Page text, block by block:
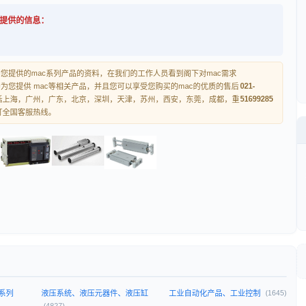
供的信息：
提供的mac系列产品的资料，在我们的工作人员看到阁下对mac需求
您提供 mac等相关产品，并且您可以享受您购买的mac的优质的售后
海，广州，广东，北京，深圳，天津，苏州，西安，东莞，成都，重
国客服热线。
021-
51699285
列 液压系统、液压元器件、液压缸 工业自动化产品、工业控制 (1645)